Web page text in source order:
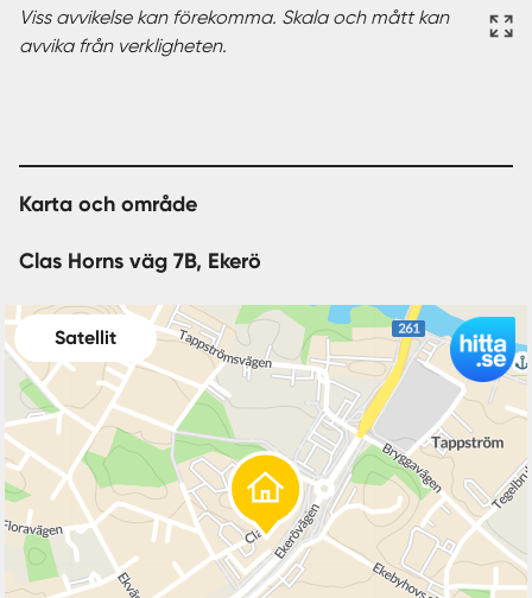
Viss avvikelse kan förekomma. Skala och mått kan
avvika från verkligheten.
Karta och område
Clas Horns väg 7B, Ekerö
Satellit